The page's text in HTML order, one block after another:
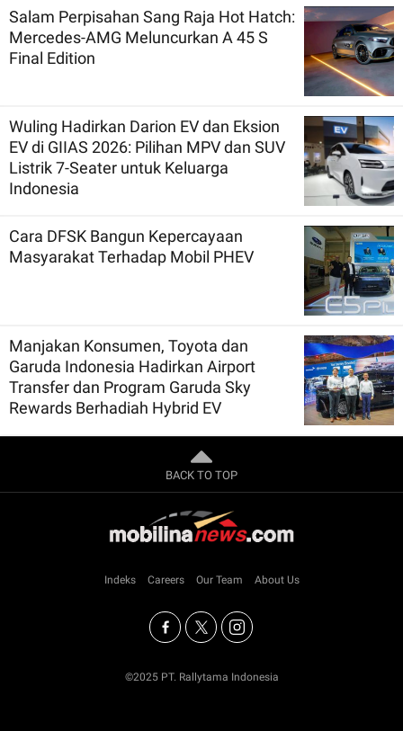
Salam Perpisahan Sang Raja Hot Hatch:
Mercedes-AMG Meluncurkan A 45 S
Final Edition
Wuling Hadirkan Darion EV dan Eksion
EV di GIIAS 2026: Pilihan MPV dan SUV
Listrik 7-Seater untuk Keluarga
Indonesia
Cara DFSK Bangun Kepercayaan
Masyarakat Terhadap Mobil PHEV
Manjakan Konsumen, Toyota dan
Garuda Indonesia Hadirkan Airport
Transfer dan Program Garuda Sky
Rewards Berhadiah Hybrid EV
BACK TO TOP
Indeks Careers Our Team About Us
©2025 PT. Rallytama Indonesia